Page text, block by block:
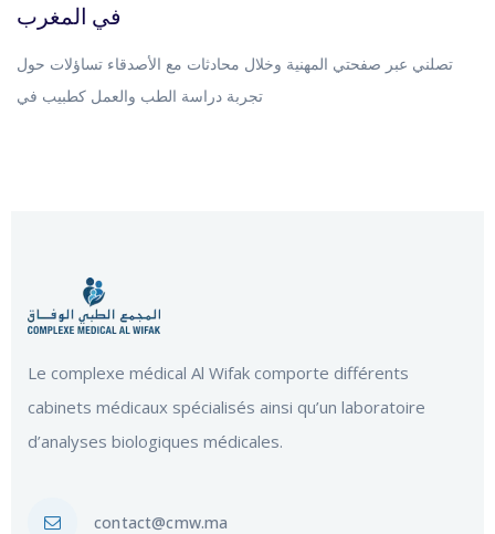
في المغرب
تصلني عبر صفحتي المهنية وخلال محادثات مع الأصدقاء تساؤلات حول
تجربة دراسة الطب والعمل كطبيب في
Le complexe médical Al Wifak comporte différents
cabinets médicaux spécialisés ainsi qu’un laboratoire
d’analyses biologiques médicales.
contact@cmw.ma